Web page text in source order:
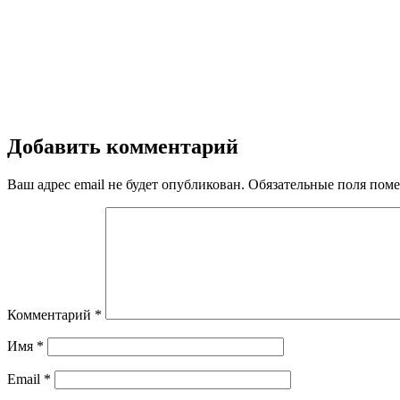
Добавить комментарий
Ваш адрес email не будет опубликован. Обязательные поля
Комментарий *
Имя *
Email *